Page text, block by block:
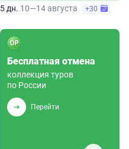
5 дн. 10—14 августа +30
Бесплатная отмена
коллекция туров
по России
Перейти